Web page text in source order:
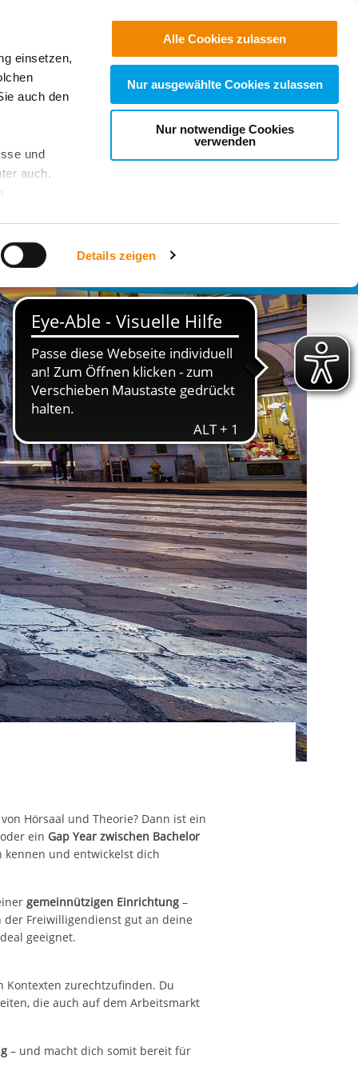
einsetzen,
auch den
und
auch,
. Wenn
Cookie-
Sie:
setzen wir
Details zeigen
Alle Cookies zulassen
Nur ausgewählte Cookies zulassen
Nur notwendige Cookies
verwenden
Semester im
hier mehr!
Hörsaal und Theorie? Dann ist ein
ein Gap Year zwischen Bachelor
kennen und entwickelst dich
gemeinnützigen Einrichtung –
der Freiwilligendienst gut an deine
geeignet.
Kontexten zurechtzufinden. Du
die auch auf dem Arbeitsmarkt
– und macht dich somit bereit für